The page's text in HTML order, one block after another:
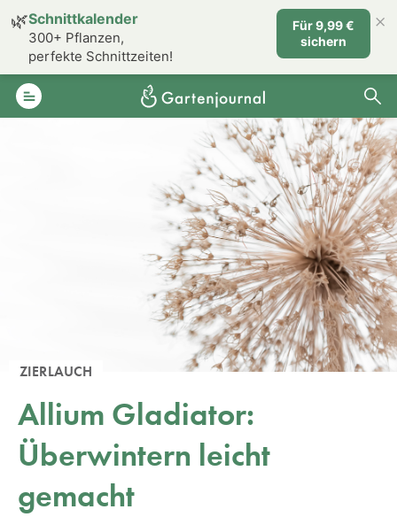
ZIERLAUCH
Allium Gladiator:
Überwintern leicht
gemacht
🌿Schnittkalender
300+ Pflanzen,
perfekte Schnittzeiten!
Für 9,99 €
sichern
×